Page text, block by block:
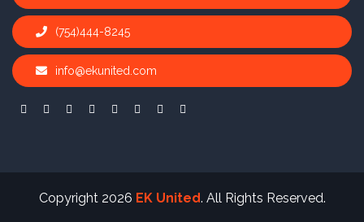
(754)444-8245
info@ekunited.com
Copyright 2026 EK United. All Rights Reserved.